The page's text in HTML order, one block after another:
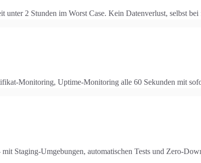
2 Stunden im Worst Case. Kein Datenverlust, selbst bei
Monitoring, Uptime-Monitoring alle 60 Sekunden mit
Staging-Umgebungen, automatischen Tests und Zero-